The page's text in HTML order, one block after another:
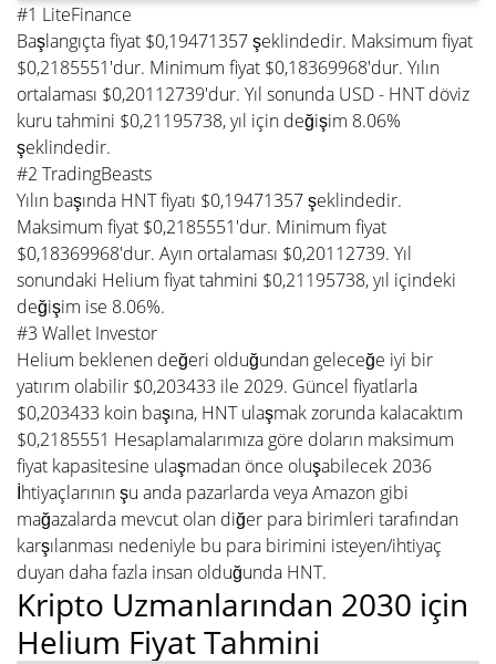
#1 LiteFinance
Başlangıçta fiyat $0,19471357 şeklindedir. Maksimum fiyat
$0,2185551'dur. Minimum fiyat $0,18369968'dur. Yılın
ortalaması $0,20112739'dur. Yıl sonunda USD - HNT döviz
kuru tahmini $0,21195738, yıl için değişim 8.06%
şeklindedir.
#2 TradingBeasts
Yılın başında HNT fiyatı $0,19471357 şeklindedir.
Maksimum fiyat $0,2185551'dur. Minimum fiyat
$0,18369968'dur. Ayın ortalaması $0,20112739. Yıl
sonundaki Helium fiyat tahmini $0,21195738, yıl içindeki
değişim ise 8.06%.
#3 Wallet Investor
Helium beklenen değeri olduğundan geleceğe iyi bir
yatırım olabilir $0,203433 ile 2029. Güncel fiyatlarla
$0,203433 koin başına, HNT ulaşmak zorunda kalacaktım
$0,2185551 Hesaplamalarımıza göre doların maksimum
fiyat kapasitesine ulaşmadan önce oluşabilecek 2036
İhtiyaçlarının şu anda pazarlarda veya Amazon gibi
mağazalarda mevcut olan diğer para birimleri tarafından
karşılanması nedeniyle bu para birimini isteyen/ihtiyaç
duyan daha fazla insan olduğunda HNT.
Kripto Uzmanlarından 2030 için
Helium Fiyat Tahmini